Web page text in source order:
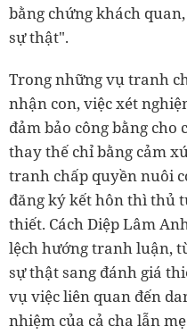
bằng chứng khách
sự thật".
Trong những vụ tranh
nhận con, việc xét
đảm bảo công bằng
thay thế chỉ bằng cảm
tranh chấp quyền nuôi
đăng ký kết hôn thì thủ
thiết. Cách Diệp Lâm
lệch hướng tranh luận,
sự thật sang đánh giá
vụ việc liên quan đến
nhiệm của cả cha lẫn